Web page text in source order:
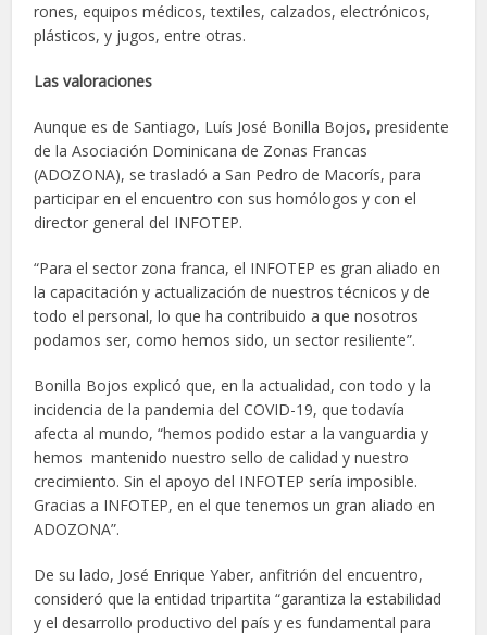
rones, equipos médicos, textiles, calzados, electrónicos,
plásticos, y jugos, entre otras.
Las valoraciones
Aunque es de Santiago, Luís José Bonilla Bojos, presidente
de la Asociación Dominicana de Zonas Francas
(ADOZONA), se trasladó a San Pedro de Macorís, para
participar en el encuentro con sus homólogos y con el
director general del INFOTEP.
“Para el sector zona franca, el INFOTEP es gran aliado en
la capacitación y actualización de nuestros técnicos y de
todo el personal, lo que ha contribuido a que nosotros
podamos ser, como hemos sido, un sector resiliente”.
Bonilla Bojos explicó que, en la actualidad, con todo y la
incidencia de la pandemia del COVID-19, que todavía
afecta al mundo, “hemos podido estar a la vanguardia y
hemos mantenido nuestro sello de calidad y nuestro
crecimiento. Sin el apoyo del INFOTEP sería imposible.
Gracias a INFOTEP, en el que tenemos un gran aliado en
ADOZONA”.
De su lado, José Enrique Yaber, anfitrión del encuentro,
consideró que la entidad tripartita “garantiza la estabilidad
y el desarrollo productivo del país y es fundamental para